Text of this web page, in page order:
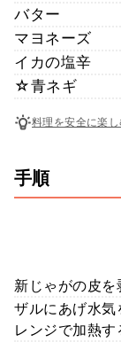
バター
マヨネーズ
イカの塩辛
☆青ネギ
料理を安全に楽
手順
新じゃがの皮
ザルにあげ水気
レンジで加熱